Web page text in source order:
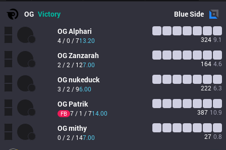
OG Victory BlueSide
OGAlphari
4 / 0 / 713.20 324 9.1
OGZanzarah
2 / 2 / 127.00 164 4.6
OGnukeduck
3 / 2 / 96.00 222 6.3
OG Patrik
FB 7 / 1 / 714.00 387 10.9
OGmithy
0 / 2 / 147.00 27 0.8